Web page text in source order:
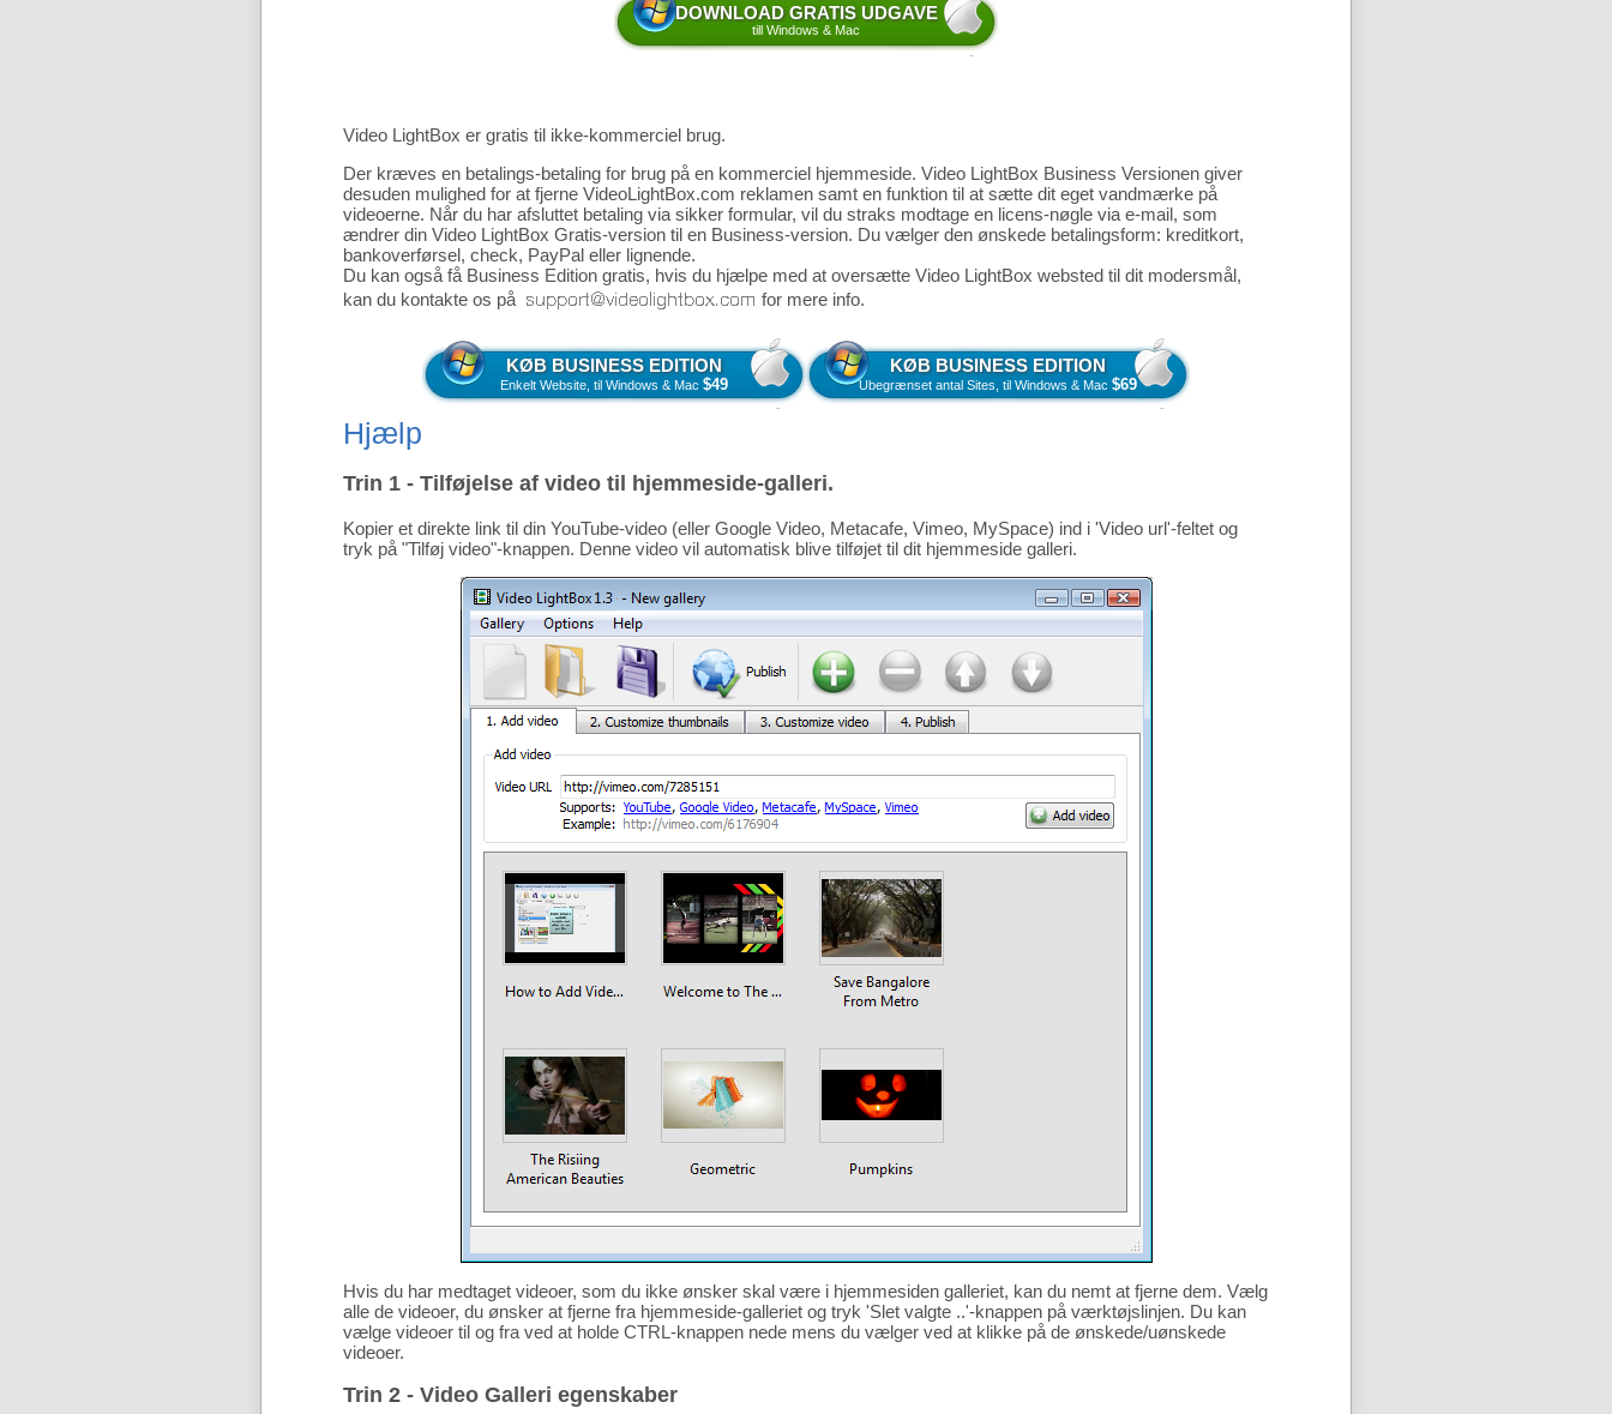
DOWNLOAD GRATIS UDGAVE
till Windows & Mac
Video LightBox er gratis til ikke-kommerciel brug.
Der kræves en betalings-betaling for brug på en kommerciel hjemmeside. Video LightBox Business Versionen giver
desuden mulighed for at fjerne VideoLightBox.com reklamen samt en funktion til at sætte dit eget vandmærke på
videoerne. Når du har afsluttet betaling via sikker formular, vil du straks modtage en licens-nøgle via e-mail, som
ændrer din Video LightBox Gratis-version til en Business-version. Du vælger den ønskede betalingsform: kreditkort,
bankoverførsel, check, PayPal eller lignende.
Du kan også få Business Edition gratis, hvis du hjælpe med at oversætte Video LightBox websted til dit modersmål,
kan du kontakte os på
for mere info.
KØB BUSINESS EDITION
Enkelt Website, til Windows & Mac $49
KØB BUSINESS EDITION
Ubegrænset antal Sites, til Windows & Mac $69
Hjælp
Trin 1 - Tilføjelse af video til hjemmeside-galleri.
Kopier et direkte link til din YouTube-video (eller Google Video, Metacafe, Vimeo, MySpace) ind i 'Video url'-feltet og
tryk på "Tilføj video"-knappen. Denne video vil automatisk blive tilføjet til dit hjemmeside galleri.
Hvis du har medtaget videoer, som du ikke ønsker skal være i hjemmesiden galleriet, kan du nemt at fjerne dem. Vælg
alle de videoer, du ønsker at fjerne fra hjemmeside-galleriet og tryk 'Slet valgte ..'-knappen på værktøjslinjen. Du kan
vælge videoer til og fra ved at holde CTRL-knappen nede mens du vælger ved at klikke på de ønskede/uønskede
videoer.
Trin 2 - Video Galleri egenskaber